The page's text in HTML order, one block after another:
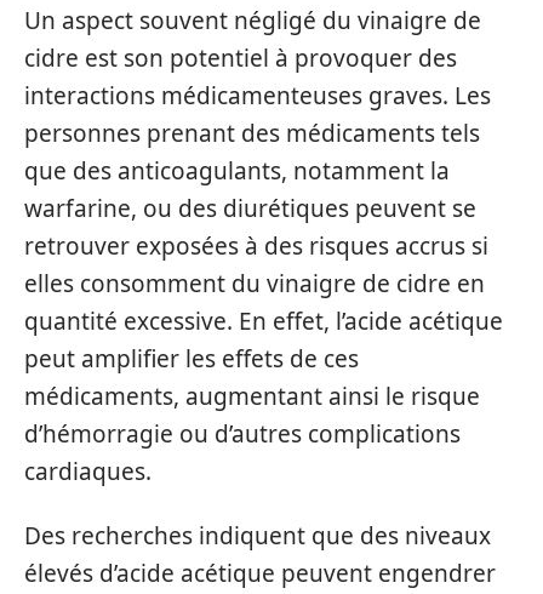
Un aspect souvent négligé du vinaigre de
cidre est son potentiel à provoquer des
interactions médicamenteuses graves. Les
personnes prenant des médicaments tels
que des anticoagulants, notamment la
warfarine, ou des diurétiques peuvent se
retrouver exposées à des risques accrus si
elles consomment du vinaigre de cidre en
quantité excessive. En effet, l’acide acétique
peut amplifier les effets de ces
médicaments, augmentant ainsi le risque
d’hémorragie ou d’autres complications
cardiaques.
Des recherches indiquent que des niveaux
élevés d’acide acétique peuvent engendrer